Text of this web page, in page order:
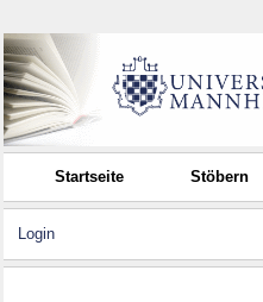
Startseite Stöbern
Login